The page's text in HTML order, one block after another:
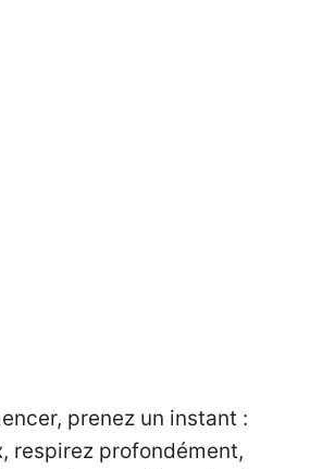
prenez un instant :
respirez profondément,